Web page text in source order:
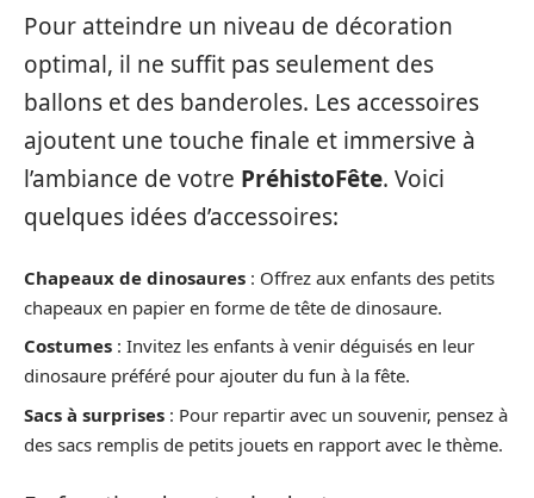
Pour atteindre un niveau de décoration
optimal, il ne suffit pas seulement des
ballons et des banderoles. Les accessoires
ajoutent une touche finale et immersive à
l’ambiance de votre PréhistoFête. Voici
quelques idées d’accessoires:
Chapeaux de dinosaures : Offrez aux enfants des petits
chapeaux en papier en forme de tête de dinosaure.
Costumes : Invitez les enfants à venir déguisés en leur
dinosaure préféré pour ajouter du fun à la fête.
Sacs à surprises : Pour repartir avec un souvenir, pensez à
des sacs remplis de petits jouets en rapport avec le thème.